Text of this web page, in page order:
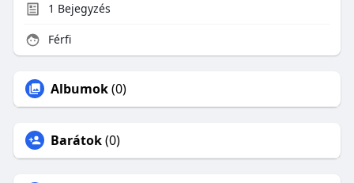
1 Bejegyzés
Férfi
Albumok(0)
Barátok(0)